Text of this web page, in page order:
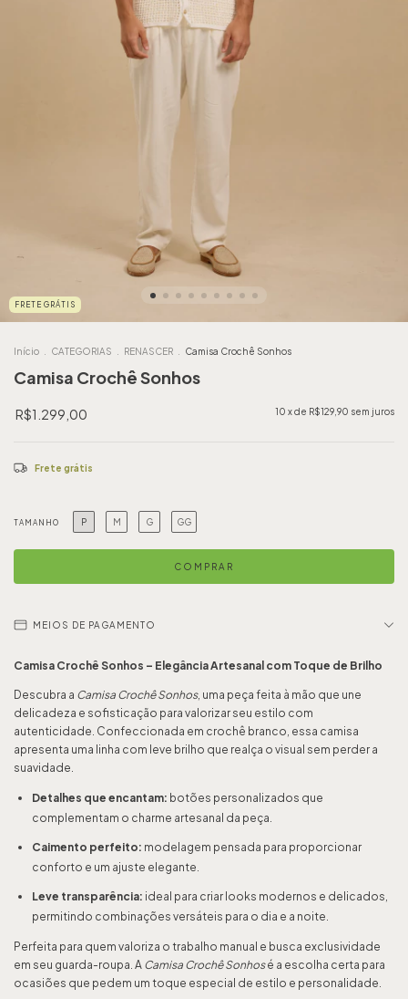
FRETE GRÁTIS
Início CATEGORIAS RENASCER Camisa Crochê Sonhos
Camisa Crochê Sonhos
R$1.299,00 10 x de R$129,90 sem juros
Frete grátis
TAMANHO P M G GG
MEIOS DE PAGAMENTO
Camisa Crochê Sonhos – Elegância Artesanal com Toque de Brilho
Descubra a Camisa Crochê Sonhos, uma peça feita à mão que une
delicadeza e sofisticação para valorizar seu estilo com
autenticidade. Confeccionada em crochê branco, essa camisa
apresenta uma linha com leve brilho que realça o visual sem perder a
suavidade.
Detalhes que encantam: botões personalizados que
complementam o charme artesanal da peça.
Caimento perfeito: modelagem pensada para proporcionar
conforto e um ajuste elegante.
Leve transparência: ideal para criar looks modernos e delicados,
permitindo combinações versáteis para o dia e a noite.
Perfeita para quem valoriza o trabalho manual e busca exclusividade
em seu guarda-roupa. A Camisa Crochê Sonhosé a escolha certa para
ocasiões que pedem um toque especial de estilo e personalidade.